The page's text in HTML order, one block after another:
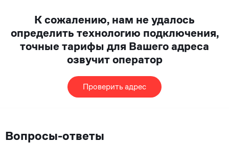
К сожалению, нам не удалось
определить технологию подключения,
точные тарифы для Вашего адреса
озвучит оператор
Проверить адрес
Вопросы-ответы